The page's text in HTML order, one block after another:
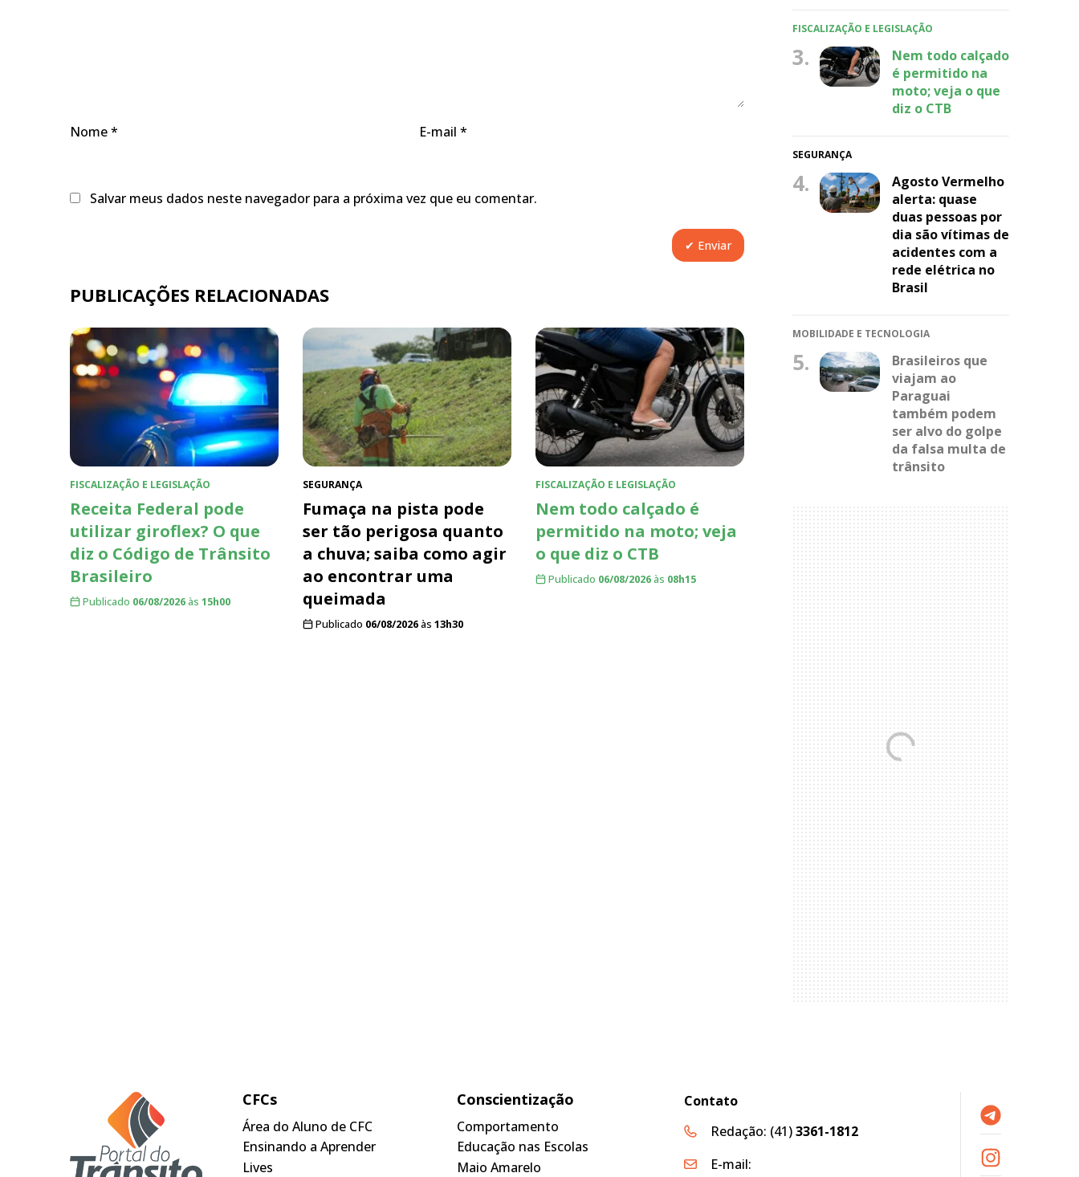
Nome* E-mail *
Salvar meus dados neste navegador para a próxima vez que eu comentar.
PUBLICAÇÕES RELACIONADAS
FISCALIZAÇÃO E LEGISLAÇÃO
Receita Federal pode
utilizar giroflex? O que
diz o Código de Trânsito
Brasileiro
Publicado 06/08/2026às 15h00
SEGURANÇA
Fumaça na pista pode
ser tão perigosa quanto
a chuva; saiba como agir
ao encontrar uma
queimada
Publicado 06/08/2026às 13h30
FISCALIZAÇÃO E LEGISLAÇÃO
Nem todo calçado é
permitido na moto; veja
o que diz o CTB
Publicado 06/08/2026às 08h15
FISCALIZAÇÃO E LEGISLAÇÃO
3.
Nem todo calçado
é permitido na
moto; veja o que
diz o CTB
SEGURANÇA
4.
Agosto Vermelho
alerta: quase
duas pessoas por
dia são vítimas de
acidentes com a
rede elétrica no
Brasil
MOBILIDADE E TECNOLOGIA
5.
Brasileiros que
viajam ao
Paraguai
também podem
ser alvo do golpe
da falsa multa de
trânsito
CFCs
Área do Aluno de CFC
Ensinando a Aprender
Lives
Conscientização
Comportamento
Educação nas Escolas
Maio Amarelo
Contato
Redação: (41)3361-1812
E-mail: